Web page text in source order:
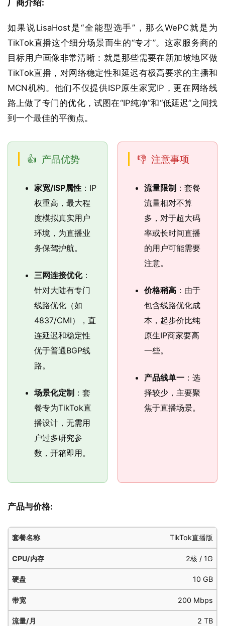
厂商介绍:
如果说LisaHost是“全能型选手”，那么WePC就是为
TikTok直播这个细分场景而生的“专才”。这家服务商的
目标用户画像非常清晰：就是那些需要在新加坡地区做
TikTok直播，对网络稳定性和延迟有极高要求的主播和
MCN机构。他们不仅提供ISP原生家宽IP，更在网络线
路上做了专门的优化，试图在“IP纯净”和“低延迟”之间找
到一个最佳的平衡点。
产品优势
家宽/ISP属性 ：IP
权重高，最大程
度模拟真实用户
环境，为直播业
务保驾护航。
三网连接优化：
针对大陆有专门
线路优化（如
4837/CMI），直
连延迟和稳定性
优于普通BGP线
路。
场景化定制 ：套
餐专为TikTok直
播设计，无需用
户过多研究参
数，开箱即用。
注意事项
流量限制 ：套餐
流量相对不算
多，对于超大码
率或长时间直播
的用户可能需要
注意。
价格稍高 ：由于
包含线路优化成
本，起步价比纯
原生IP商家要高
一些。
产品线单一 ：选
择较少，主要聚
焦于直播场景。
产品与价格:
套
餐
名
称
CPU/
内存
盘
宽
流
考
(¥)
TikTok直播版
2核 / 1G
10 GB
200 Mbps
2 TB